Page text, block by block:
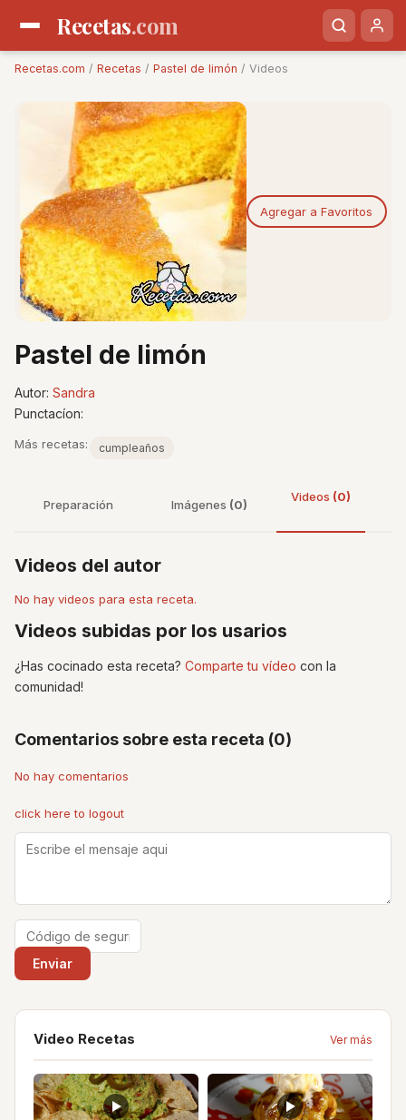
Recetas.com
Recetas.com / Recetas / Pastel de limón / Videos
Agregar a Favoritos
Pastel de limón
Autor: Sandra
Punctacíon:
Más recetas: cumpleaños
Preparación Imágenes (0)
Videos (0)
Videos del autor
No hay videos para esta receta.
Videos subidas por los usarios
¿Has cocinado esta receta? Comparte tu vídeo con la
comunidad!
Comentarios sobre esta receta (0)
No hay comentarios
click here to logout
Video Recetas Ver más